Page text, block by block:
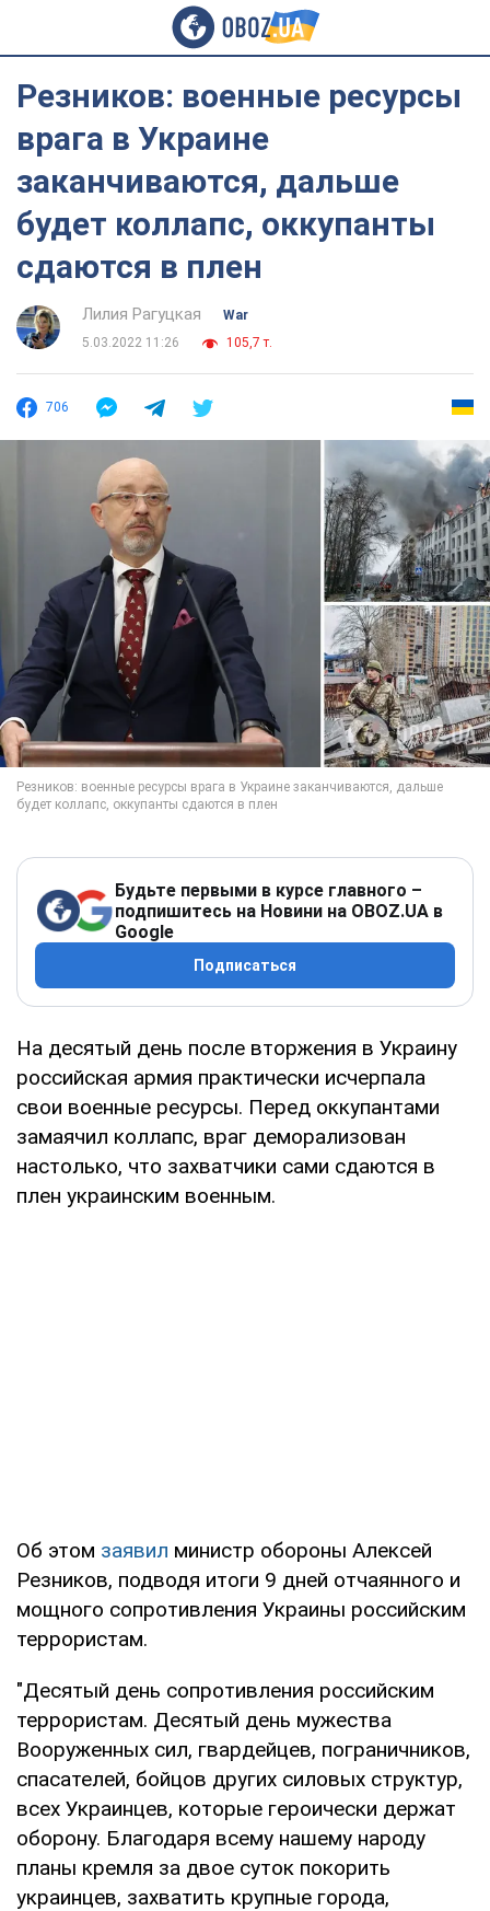
Резников: военные ресурсы
врага в Украине
заканчиваются, дальше
будет коллапс, оккупанты
сдаются в плен
Лилия Рагуцкая
War
5.03.2022 11:26
105,7 т.
706
Будьте первыми в курсе главного –
подпишитесь на Новини на OBOZ.UA в
Google
Подписаться
На десятый день после вторжения в Украину
российская армия практически исчерпала
свои военные ресурсы. Перед оккупантами
замаячил коллапс, враг деморализован
настолько, что захватчики сами сдаются в
плен украинским военным.
Об этом заявил министр обороны Алексей
Резников, подводя итоги 9 дней отчаянного и
мощного сопротивления Украины российским
террористам.
"Десятый день сопротивления российским
террористам. Десятый день мужества
Вооруженных сил, гвардейцев, пограничников,
спасателей, бойцов других силовых структур,
всех Украинцев, которые героически держат
оборону. Благодаря всему нашему народу
планы кремля за двое суток покорить
украинцев, захватить крупные города,